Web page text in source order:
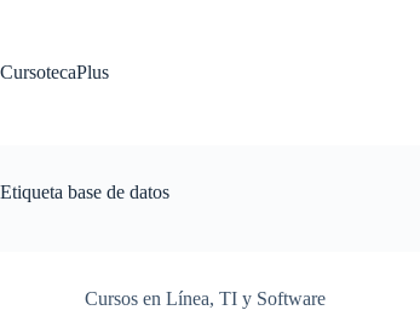
CursotecaPlus
Etiqueta base de datos
Cursos en Línea, TI y Software